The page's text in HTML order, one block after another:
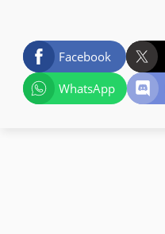
Facebook
WhatsApp